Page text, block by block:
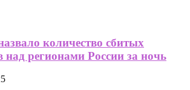
количество сбитых
над регионами России за ночь